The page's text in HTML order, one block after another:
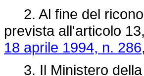
2. Al fine del
prevista all'articolo
18 aprile 1994, n. 286
3. Il Ministero della